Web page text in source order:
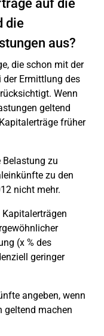
auf die
die
aus?
die schon mit der
der Ermittlung des
Wenn
geltend
früher
zu
zu den
nicht mehr.
(x % des
geringer
angeben, wenn
geltend machen